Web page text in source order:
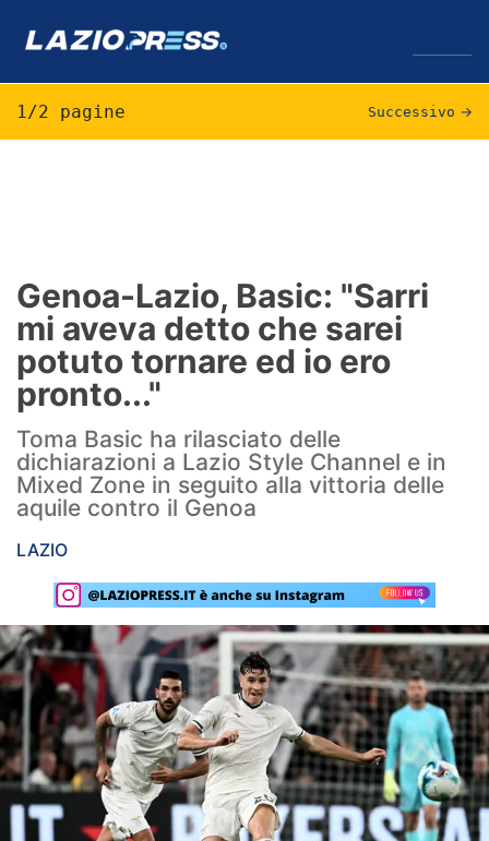
Formello
Infortuni
Primavera
Calciomercato
Lazio Women
Rassegna Lazio
Calcio
Serie A
Champions League
Europa League
Altri Sport
1/2 pagine Successivo →
Genoa-Lazio, Basic: "Sarri
mi aveva detto che sarei
potuto tornare ed io ero
pronto..."
Toma Basic ha rilasciato delle
dichiarazioni a Lazio Style Channel e in
Mixed Zone in seguito alla vittoria delle
aquile contro il Genoa
LAZIO